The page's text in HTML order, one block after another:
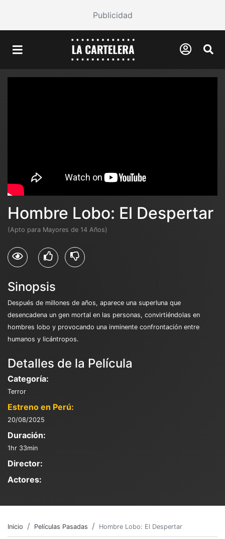
Publicidad
Hombre Lobo: El Despertar
(Apto para Mayores de 14 Años)
Sinopsis
Después de millones de años, aparece una superluna que
desencadena un gen mortal en las personas, convirtiéndolas en
hombres lobo y provocando una inminente confrontación entre
humanos y licántropos.
Detalles de la Película
Categoría:
Terror
Estreno en Perú:
20/08/2025
Duración:
1hr 33min
Director:
Actores:
Inicio Películas Pasadas Hombre Lobo: El Despertar